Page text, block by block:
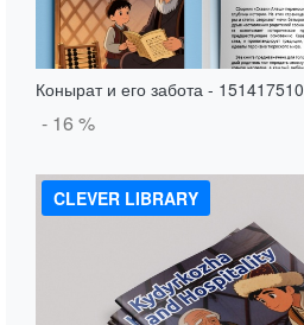
Конырат и его забота - 151417510
- 16 %
CLEVER LIBRARY